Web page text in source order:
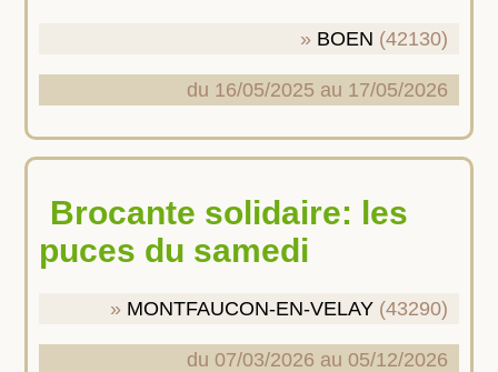
BOEN (42130)
du 16/05/2025 au 17/05/2026
Brocante solidaire: les
puces du samedi
MONTFAUCON-EN-VELAY (43290)
du 07/03/2026 au 05/12/2026